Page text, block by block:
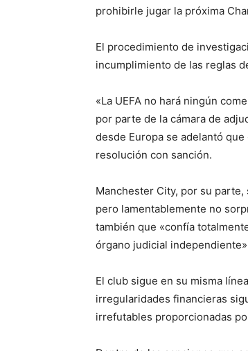
prohibirle jugar la próxima
El procedimiento de
incumplimiento de las reglas
«La UEFA no hará ningún
por parte de la cámara de
desde Europa se adelantó
resolución con sanción.
Manchester City, por su
pero lamentablemente no
también que «confía
órgano judicial
El club sigue en su misma
irregularidades financieras
irrefutables proporcionadas